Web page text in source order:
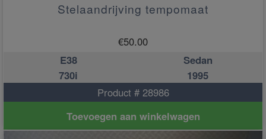
Stelaandrijving tempomaat
€50.00
E38
Sedan
730i
1995
Product # 28986
Toevoegen aan winkelwagen